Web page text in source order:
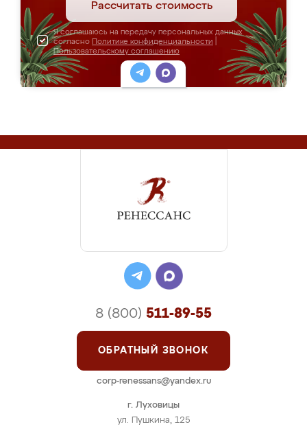
Рассчитать стоимость
Я соглашаюсь на передачу персональных данных
согласно Политике конфиденциальности
Пользовательскому соглашению
г. Луховицы
ул. Пушкина, 125
8 (800) 511-89-55
ОБРАТНЫЙ ЗВОНОК
corp-renessans@yandex.ru